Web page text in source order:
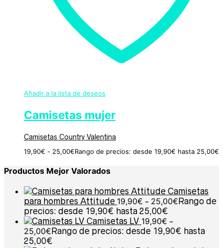
Añadir a la lista de deseos
Camisetas mujer
Camisetas Country Valentina
19,90€ - 25,00€Rango de precios: desde 19,90€ hasta 25,00€
Productos Mejor Valorados
Camisetas
para hombres Attitude 19,90€ - 25,00€ Rango de
precios: desde 19,90€ hasta 25,00€
Camisetas LV 19,90€ -
25,00€ Rango de precios: desde 19,90€ hasta
25,00€